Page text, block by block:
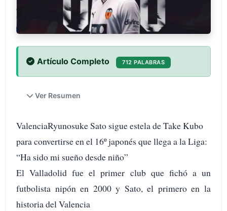
Artículo Completo 712 PALABRAS
Ver Resumen
ValenciaRyunosuke Sato sigue estela de Take Kubo
para convertirse en el 16º japonés que llega a la Liga:
“Ha sido mi sueño desde niño”
El Valladolid fue el primer club que fichó a un
futbolista nipón en 2000 y Sato, el primero en la
historia del Valencia